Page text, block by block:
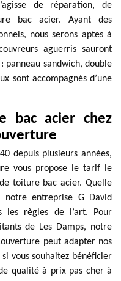
de réparation, de
bac acier. Ayant des
nous serons aptes à
aguerris sauront
sandwich, double
sont accompagnés d’une
bac acier chez
depuis plusieurs années,
vous propose le tarif le
toiture bac acier. Quelle
entreprise G David
les règles de l’art. Pour
de Les Damps, notre
peut adapter nos
vous souhaitez bénéficier
qualité à prix pas cher à